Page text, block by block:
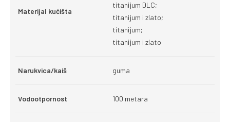
Materijal kućišta
titanijum DLC;
titanijum i zlato;
titanijum;
titanijum i zlato
Narukvica/kaiš guma
Vodootpornost 100 metara